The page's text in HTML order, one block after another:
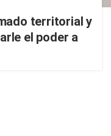
territorial y
el poder a